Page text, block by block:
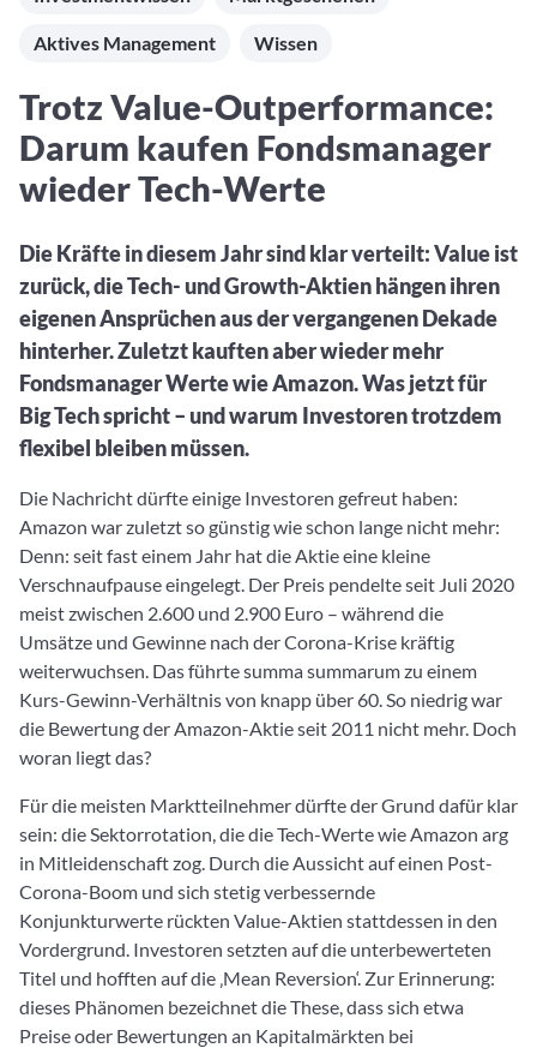
Fondswissen
investieren Sie richtig
Aktuelle Rankings und Beiträge zu den besten Fonds aus
Fondsvergleich
Übersichtlich bis zu 10 Fonds aus über 35.000
Produkten vergleichen
Hier sind Ihre gemerkten Produkte und aktiven
Preis-/Performance-Alarme
3. Investieren
Portfolios
Eigene Portfolios und jene, denen Sie folgen
Informationen und Beiträge unserer Partner-
Community-Partner
Informationen und Beiträge unserer Community-
Partner
Webinar verpasst? Hier gibt es Aufnahmen unserer
Online-Veranstaltungen.
Aktives Management Wissen
Trotz Value-Outperformance:
Darum kaufen Fondsmanager
wieder Tech-Werte
Die Kräfte in diesem Jahr sind klar verteilt: Value ist
zurück, die Tech- und Growth-Aktien hängen ihren
eigenen Ansprüchen aus der vergangenen Dekade
hinterher. Zuletzt kauften aber wieder mehr
Fondsmanager Werte wie Amazon. Was jetzt für
Big Tech spricht – und warum Investoren trotzdem
flexibel bleiben müssen.
Die Nachricht dürfte einige Investoren gefreut haben:
Amazon war zuletzt so günstig wie schon lange nicht mehr:
Denn: seit fast einem Jahr hat die Aktie eine kleine
Verschnaufpause eingelegt. Der Preis pendelte seit Juli 2020
meist zwischen 2.600 und 2.900 Euro – während die
Umsätze und Gewinne nach der Corona-Krise kräftig
weiterwuchsen. Das führte summa summarum zu einem
Kurs-Gewinn-Verhältnis von knapp über 60. So niedrig war
die Bewertung der Amazon-Aktie seit 2011 nicht mehr. Doch
woran liegt das?
Für die meisten Marktteilnehmer dürfte der Grund dafür klar
sein: die Sektorrotation, die die Tech-Werte wie Amazon arg
in Mitleidenschaft zog. Durch die Aussicht auf einen Post-
Corona-Boom und sich stetig verbessernde
Konjunkturwerte rückten Value-Aktien stattdessen in den
Vordergrund. Investoren setzten auf die unterbewerteten
Titel und hofften auf die ‚Mean Reversion‘. Zur Erinnerung:
dieses Phänomen bezeichnet die These, dass sich etwa
Preise oder Bewertungen an Kapitalmärkten bei